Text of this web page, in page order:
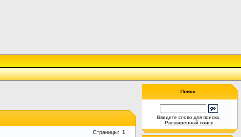
Страницы: 1
Поиск
Введите слово для поиска.
Расширенный поиск